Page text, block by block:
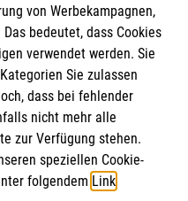
e.V.
und Caritas eG
von Werbekampagnen,
bedeutet, dass Cookies
verwendet werden. Sie
Sie zulassen
dass bei fehlender
nicht mehr alle
zur Verfügung stehen.
speziellen Cookie-
folgendem Link.